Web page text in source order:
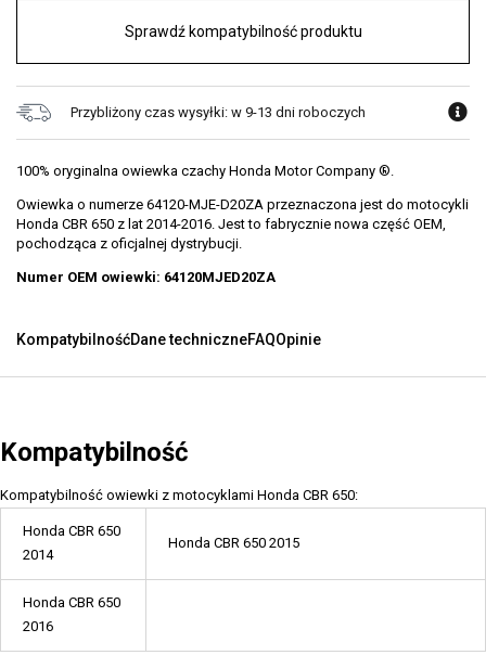
Sprawdź kompatybilność produktu
Przybliżony czas wysyłki: w 9-13 dni roboczych
100% oryginalna owiewka czachy Honda Motor Company ®.
Owiewka o numerze 64120-MJE-D20ZA przeznaczona jest do motocykli
Honda CBR 650 z lat 2014-2016. Jest to fabrycznie nowa część OEM,
pochodząca z oficjalnej dystrybucji.
Numer OEM owiewki: 64120MJED20ZA
KompatybilnośćDane techniczneFAQOpinie
Kompatybilność
Kompatybilność owiewki z motocyklami Honda CBR 650:
Honda CBR 650
2014
Honda CBR 650 2015
Honda CBR 650
2016